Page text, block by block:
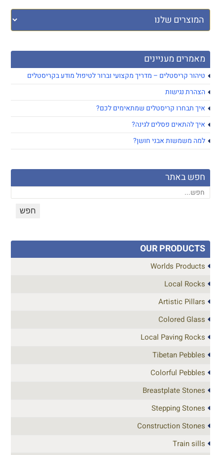
מאמרים מעניינים
טיהור קריסטלים – מדריך מקצועי וברור לטיפול מודע בקריסטלים
הצהרת נגישות
איך תבחרו קריסטלים שמתאימים לכם?
איך להתאים פסלים לגינה?
למה משמשות אבני חושן?
חפש באתר
OUR PRODUCTS
Worlds Products
Local Rocks
Artistic Pillars
Colored Glass
Local Paving Rocks
Tibetan Pebbles
Colorful Pebbles
Breastplate Stones
Stepping Stones
Construction Stones
Train sills